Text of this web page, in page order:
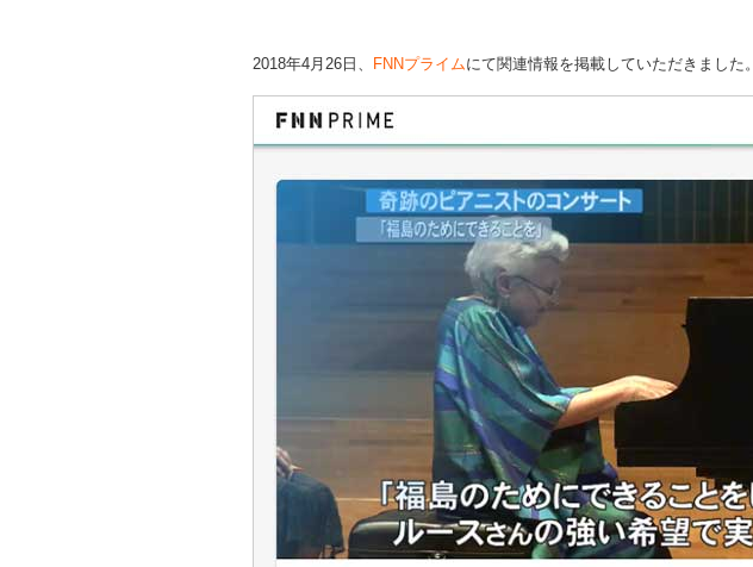
2018年4月26日、 FNNプライムにて関連情報を掲載していただきました。